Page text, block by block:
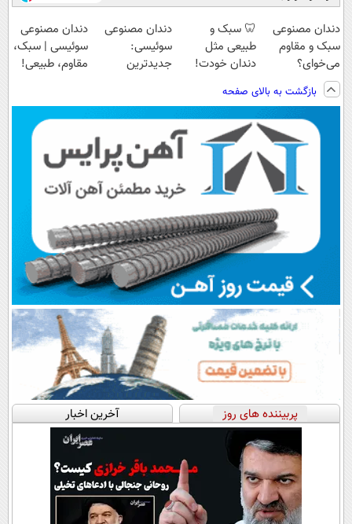
دندان مصنوعی
سبک و مقاوم
می‌خوای؟
پرداخت اقساطی
هم داریم!😍 |
📍تهران
🦷 سبک و
طبیعی مثل
دندان خودت!
پرداخت اقساطی
💳 📍 تهران
دندان مصنوعی
سوئیسی:
جدیدترین
پرداخت قسطی
دندان مصنوعی
سوئیسی | سبک،
مقاوم، طبیعی!
اقساطی😍
بازگشت به بالای صفحه
پربیننده های روز آخرین اخبار